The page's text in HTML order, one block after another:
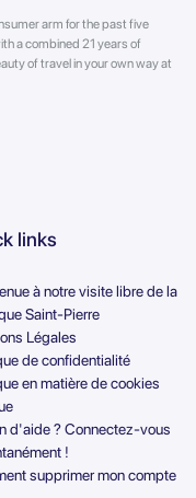
arm for the past five
a combined 21 years of
of travel in your own way at
links
à notre visite libre de la
Saint-Pierre
Légales
de confidentialité
en matière de cookies
d'aide ? Connectez-vous
!
supprimer mon compte